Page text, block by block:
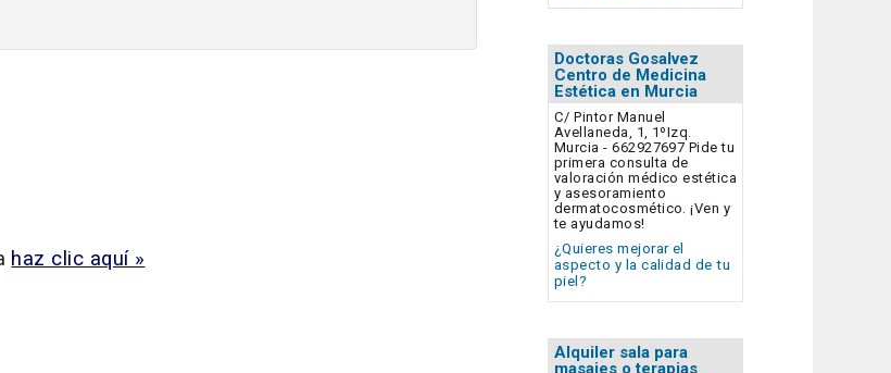
haz clic aquí »
Doctoras Gosalvez
Centro de Medicina
Estética en Murcia
C/ Pintor Manuel
Avellaneda, 1, 1ºIzq.
Murcia - 662927697 Pide tu
primera consulta de
valoración médico estética
y asesoramiento
dermatocosmético. ¡Ven y
te ayudamos!
¿Quieres mejorar el
aspecto y la calidad de tu
piel?
Alquiler sala para